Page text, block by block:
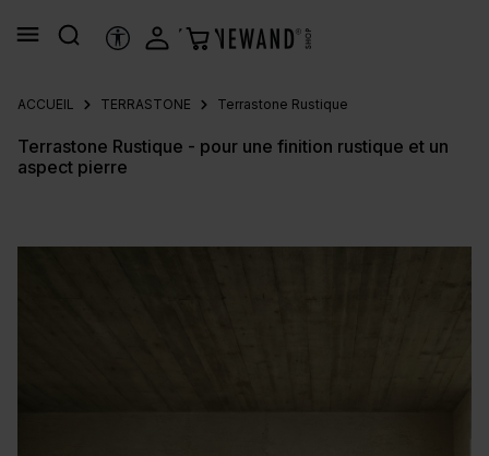
principal
OUTILS D’ACCESSIBILITÉ
ACCUEIL TERRASTONE Terrastone Rustique
Terrastone Rustique - pour une finition rustique et un
aspect pierre